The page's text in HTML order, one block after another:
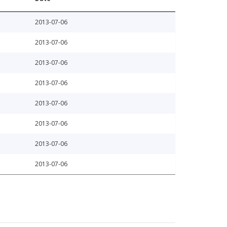
2013-07-06
2013-07-06
2013-07-06
2013-07-06
2013-07-06
2013-07-06
2013-07-06
2013-07-06